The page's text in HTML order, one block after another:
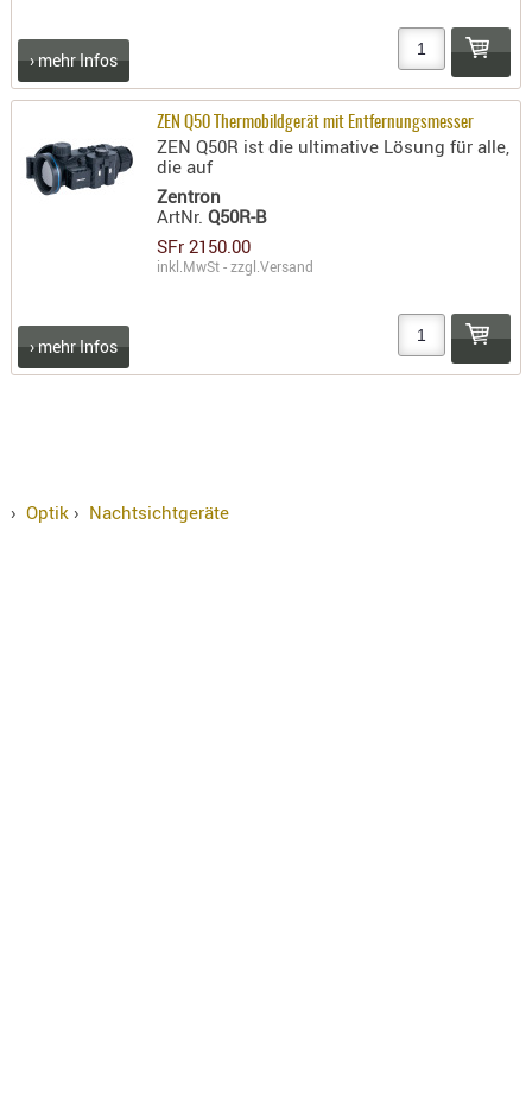
› mehr Infos
ZEN Q50 Thermobildgerät mit Entfernungsmesser
ZEN Q50R ist die ultimative Lösung für alle,
die auf
Zentron
ArtNr.Q50R-B
SFr 2150.00
inkl.MwSt - zzgl.Versand
› mehr Infos
› Optik › Nachtsichtgeräte